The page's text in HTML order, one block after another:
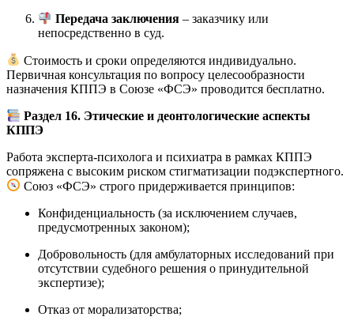
Передача заключения – заказчику или
непосредственно в суд.
Стоимость и сроки определяются индивидуально.
Первичная консультация по вопросу целесообразности
назначения КППЭ в Союзе «ФСЭ» проводится бесплатно.
Раздел 16. Этические и деонтологические аспекты
КППЭ
Работа эксперта-психолога и психиатра в рамках КППЭ
сопряжена с высоким риском стигматизации подэкспертного.
Союз «ФСЭ» строго придерживается принципов:
Конфиденциальность (за исключением случаев,
предусмотренных законом);
Добровольность (для амбулаторных исследований при
отсутствии судебного решения о принудительной
экспертизе);
Отказ от морализаторства;